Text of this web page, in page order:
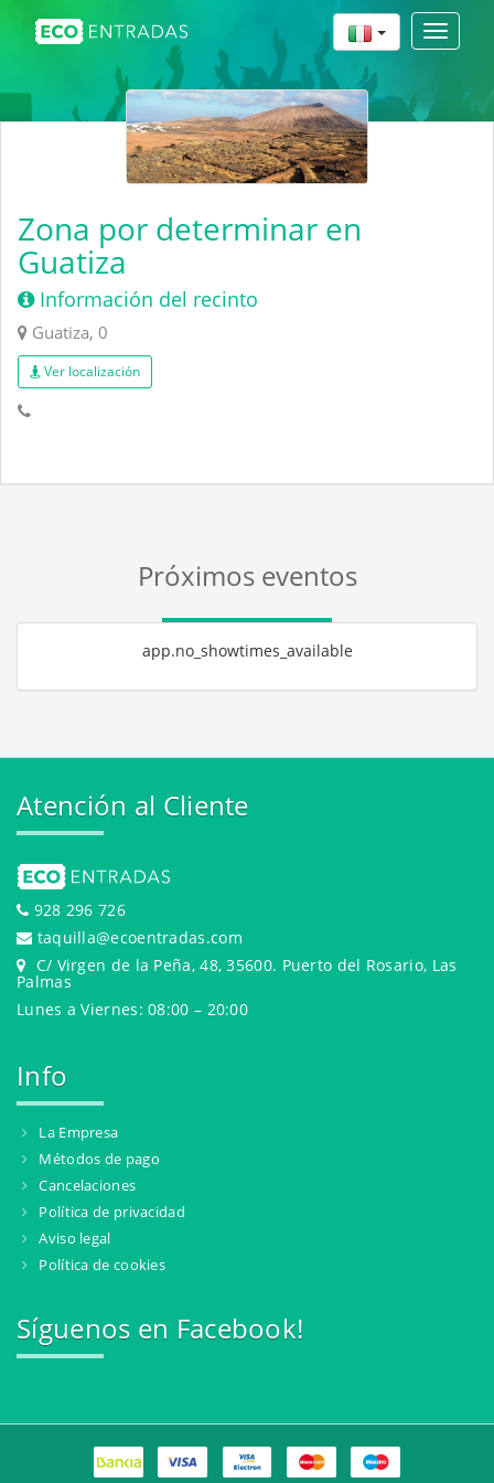
Toggle
Zona por determinar en
Guatiza
Información del recinto
Guatiza, 0
Ver localización
Próximos eventos
app.no_showtimes_available
Atención al Cliente
928 296 726
taquilla@ecoentradas.com
C/ Virgen de la Peña, 48, 35600. Puerto del Rosario, Las
Palmas
Lunes a Viernes: 08:00 – 20:00
Info
La Empresa
Métodos de pago
Cancelaciones
Política de privacidad
Aviso legal
Política de cookies
Síguenos en Facebook!